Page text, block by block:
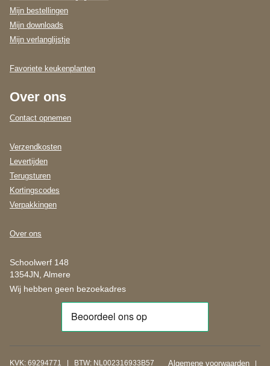
Mijn bestellingen
Mijn downloads
Mijn verlanglijstje
Favoriete keukenplanten
Over ons
Contact opnemen
Verzendkosten
Levertijden
Terugsturen
Kortingscodes
Verpakkingen
Over ons
Schoolwerf 148
1354JN, Almere
Wij hebben geen bezoekadres
KVK: 69294771 | BTW: NL002316933B57 Algemene voorwaarden|